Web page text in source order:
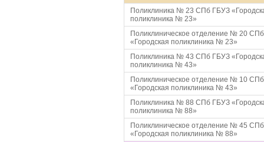
Поликлиника № 23 СПб ГБУЗ
поликлиника № 23»
Поликлиническое отделение № 20
«Городская поликлиника № 23»
Поликлиника № 43 СПб ГБУЗ
поликлиника № 43»
Поликлиническое отделение № 10
«Городская поликлиника № 43»
Поликлиника № 88 СПб ГБУЗ
поликлиника № 88»
Поликлиническое отделение № 45
«Городская поликлиника № 88»